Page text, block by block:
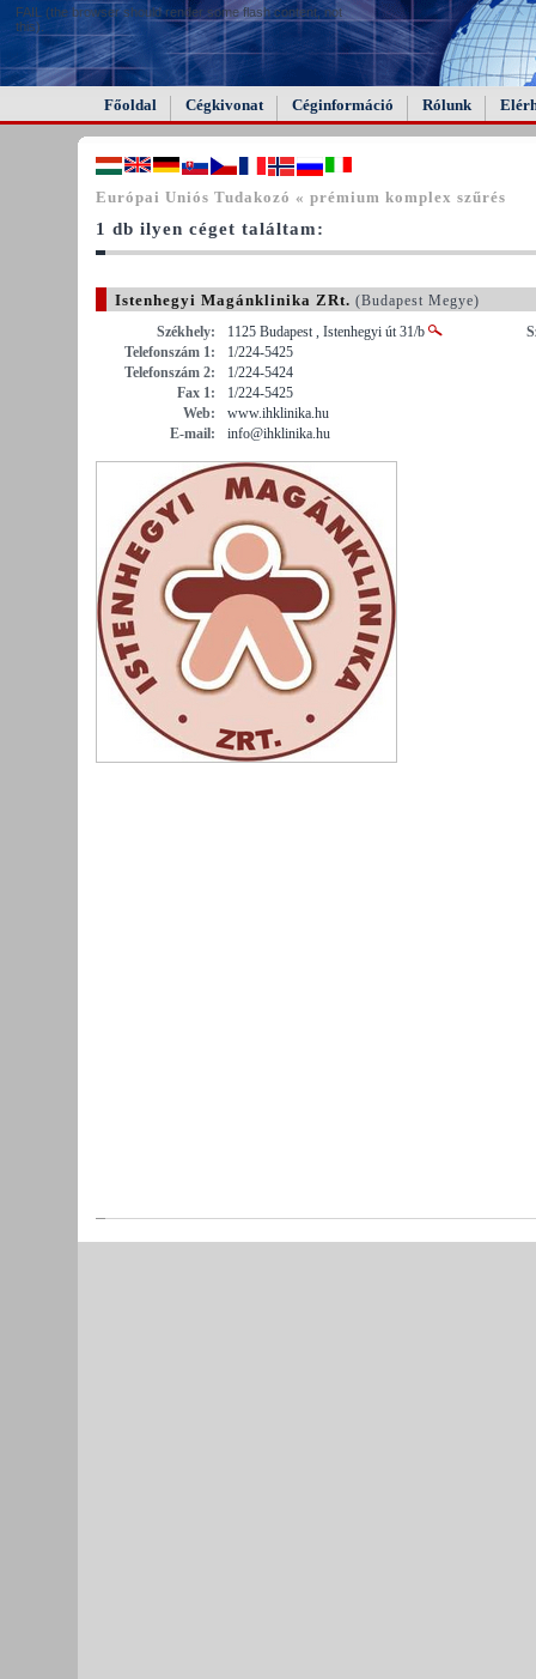
FAIL (the browser should render some flash content, not
this).
Főoldal Cégkivonat Céginformáció Rólunk
Európai Uniós Tudakozó « prémium komplex szűrés
1 db ilyen céget találtam:
Istenhegyi Magánklinika ZRt. (Budapest Megye)
Székhely:
1125 Budapest , Istenhegyi út 31/b
Telefonszám 1:
1/224-5425
Telefonszám 2:
1/224-5424
Fax 1:
1/224-5425
Web:
www.ihklinika.hu
E-mail:
info@ihklinika.hu